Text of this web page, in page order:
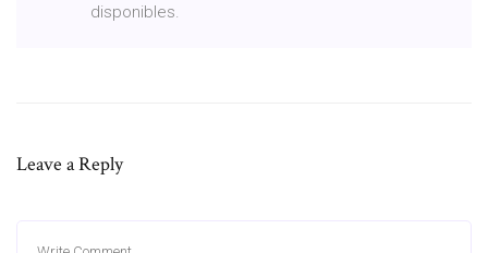
disponibles.
Leave a Reply